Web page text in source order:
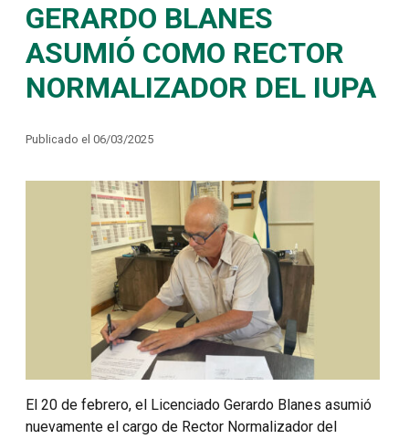
GERARDO BLANES
ASUMIÓ COMO RECTOR
NORMALIZADOR DEL IUPA
Publicado el 06/03/2025
El 20 de febrero, el Licenciado Gerardo Blanes asumió
nuevamente el cargo de Rector Normalizador del